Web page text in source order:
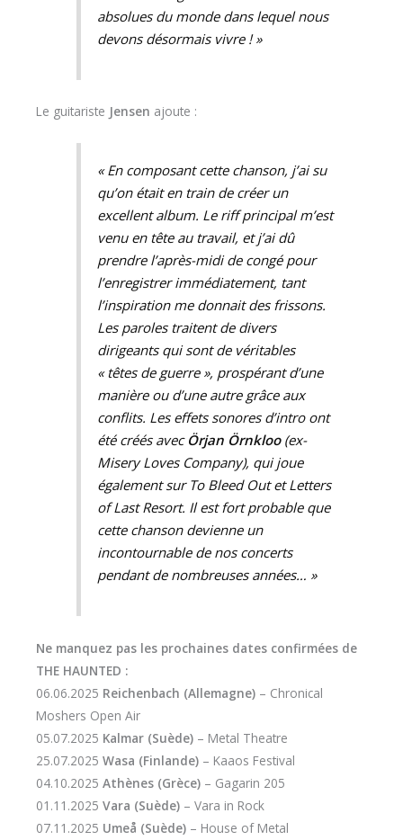
absolues du monde dans lequel nous
devons désormais vivre ! »
Le guitariste Jensen ajoute :
« En composant cette chanson, j’ai su
qu’on était en train de créer un
excellent album. Le riff principal m’est
venu en tête au travail, et j’ai dû
prendre l’après-midi de congé pour
l’enregistrer immédiatement, tant
l’inspiration me donnait des frissons.
Les paroles traitent de divers
dirigeants qui sont de véritables
« têtes de guerre », prospérant d’une
manière ou d’une autre grâce aux
conflits. Les effets sonores d’intro ont
été créés avec Örjan Örnkloo(ex-
Misery Loves Company), qui joue
également sur To Bleed OutetLetters
of Last Resort. Il est fort probable que
cette chanson devienne un
incontournable de nos concerts
pendant de nombreuses années… »
Ne manquez pas les prochaines dates confirmées de
THE HAUNTED :
06.06.2025 Reichenbach (Allemagne) – Chronical
Moshers Open Air
05.07.2025 Kalmar (Suède) – Metal Theatre
25.07.2025 Wasa (Finlande) – Kaaos Festival
04.10.2025 Athènes (Grèce) – Gagarin 205
01.11.2025 Vara (Suède) – Vara in Rock
07.11.2025 Umeå (Suède) – House of Metal